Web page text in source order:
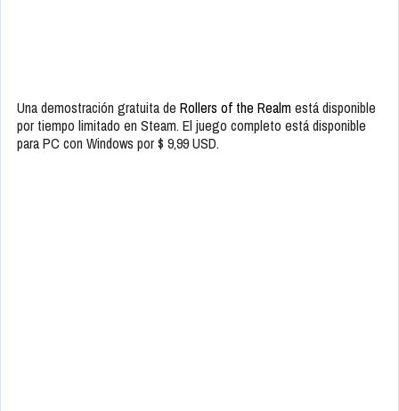
Una demostración gratuita de Rollers of the Realmestá disponible
por tiempo limitado en Steam. El juego completo está disponible
para PC con Windows por $ 9,99 USD.